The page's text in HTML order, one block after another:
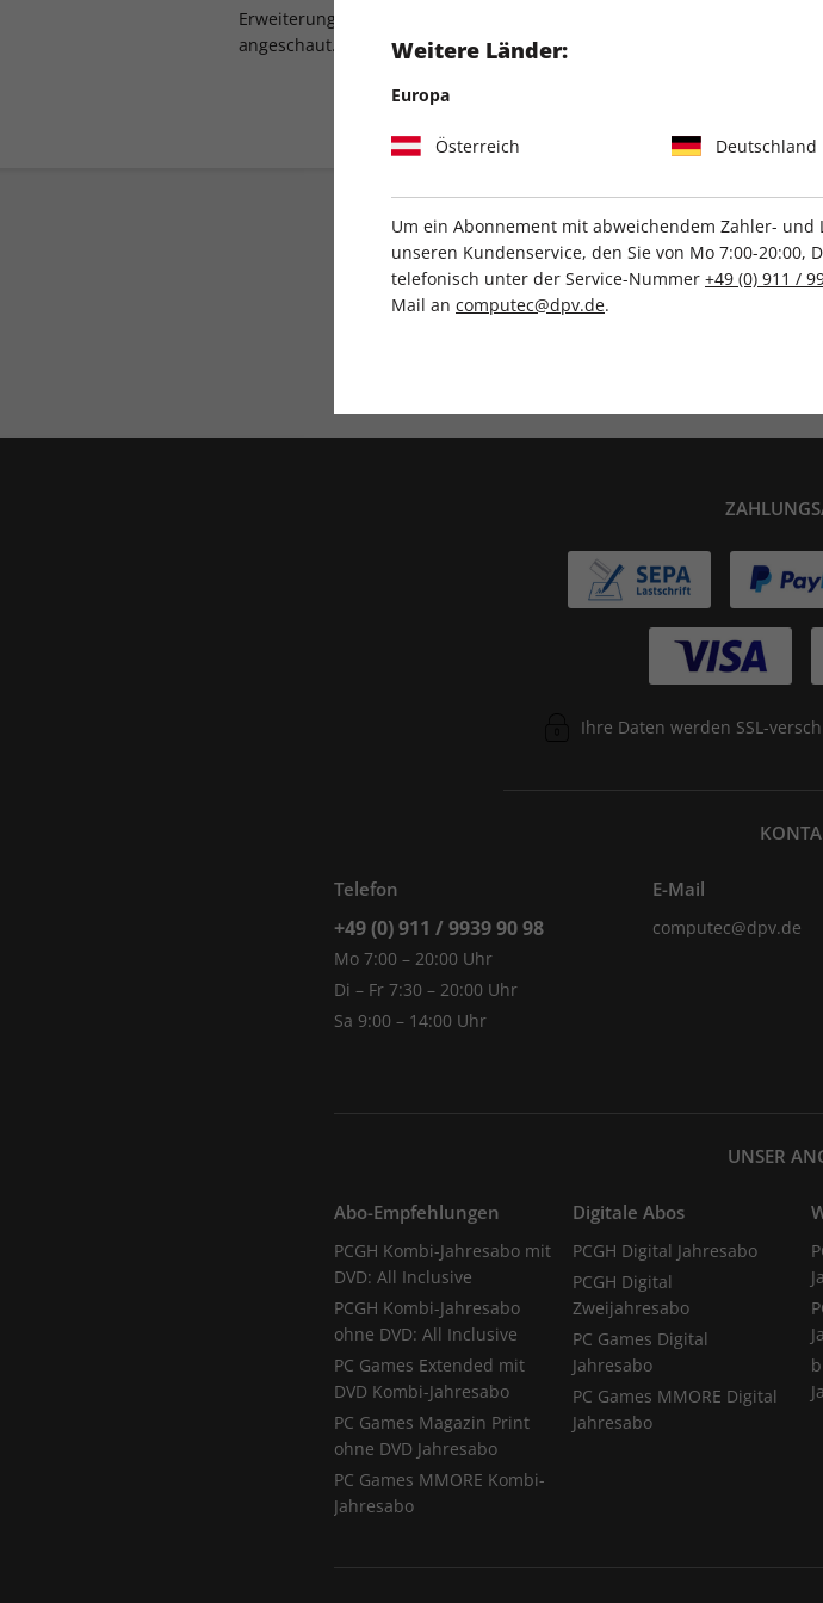
Erweiterung. Wir haben uns Rise of the Angry Earth für euch
angeschaut.
IHRE ABO-
Ihre Daten werden SSL-
Telefon
+49 (0) 911 / 9939 90 98
Mo 7:00 – 20:00 Uhr
Di – Fr 7:30 – 20:00 Uhr
Sa 9:00 – 14:00 Uhr
E-Mail
computec@dpv.de
UNSER
Abo-Empfehlungen
PCGH Kombi-Jahresabo mit
DVD: All Inclusive
PCGH Kombi-Jahresabo
ohne DVD: All Inclusive
PC Games Extended mit
DVD Kombi-Jahresabo
PC Games Magazin Print
ohne DVD Jahresabo
PC Games MMORE Kombi-
Jahresabo
Digitale Abos
PCGH Digital Jahresabo
PCGH Digital
Zweijahresabo
PC Games Digital
Jahresabo
PC Games MMORE Digital
Jahresabo
Weitere Länder:
Europa
Österreich Deutschland
Um ein Abonnement mit abweichendem Zahler-
unseren Kundenservice, den Sie von Mo 7:00-20:00,
telefonisch unter der Service-Nummer +49 (0) 911 /
Mail an computec@dpv.de.